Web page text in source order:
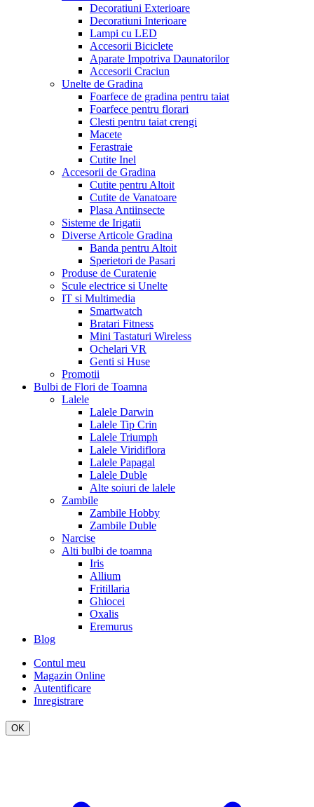
Decoratiuni Exterioare
Decoratiuni Interioare
Lampi cu LED
Accesorii Biciclete
Aparate Impotriva Daunatorilor
Accesorii Craciun
Unelte de Gradina
Foarfece de gradina pentru taiat
Foarfece pentru florari
Clesti pentru taiat crengi
Macete
Ferastraie
Cutite Inel
Accesorii de Gradina
Cutite pentru Altoit
Cutite de Vanatoare
Plasa Antiinsecte
Sisteme de Irigatii
Diverse Articole Gradina
Banda pentru Altoit
Sperietori de Pasari
Produse de Curatenie
Scule electrice si Unelte
IT si Multimedia
Smartwatch
Bratari Fitness
Mini Tastaturi Wireless
Ochelari VR
Genti si Huse
Promotii
Bulbi de Flori de Toamna
Lalele
Lalele Darwin
Lalele Tip Crin
Lalele Triumph
Lalele Viridiflora
Lalele Papagal
Lalele Duble
Alte soiuri de lalele
Zambile
Zambile Hobby
Zambile Duble
Narcise
Alti bulbi de toamna
Iris
Allium
Fritillaria
Ghiocei
Oxalis
Eremurus
Blog
Contul meu
Magazin Online
Autentificare
Inregistrare
OK